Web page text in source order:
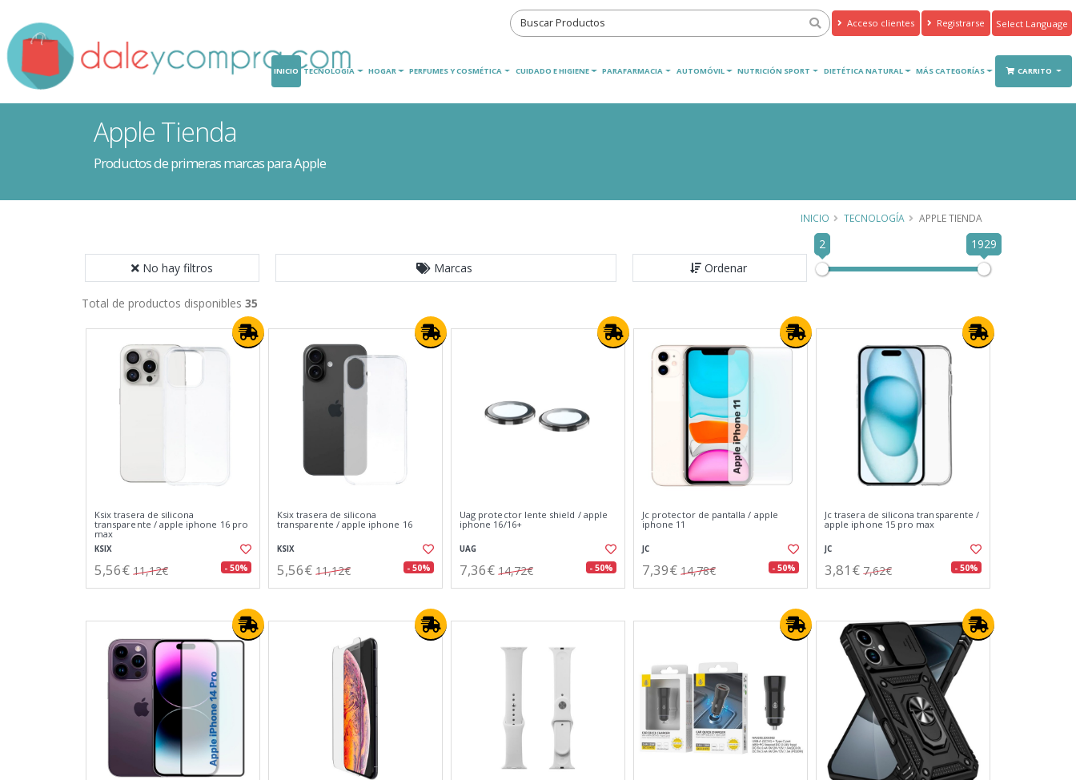
Acceso clientes Registrarse
Translate
INICIO TECNOLOGÍA HOGAR PERFUMES Y COSMÉTICA CUIDADO E HIGIENE PARAFARMACIA AUTOMÓVIL NUTRICIÓN SPORT DIETÉTICA NATURAL MÁS CATEGORÍAS CARRITO
Apple Tienda
Productos de primeras marcas para Apple
INICIO TECNOLOGÍA APPLE TIENDA
No hay filtros Marcas Ordenar
2 1929
Total de productos disponibles 35
Ksix trasera de silicona
transparente / apple iphone 16 pro
max
KSIX
5,56€ 11,12€ - 50%
Ksix trasera de silicona
transparente / apple iphone 16
KSIX
5,56€ 11,12€ - 50%
Uag protector lente shield / apple
iphone 16/16+
UAG
7,36€ 14,72€ - 50%
Jc protector de pantalla / apple
iphone 11
JC
7,39€ 14,78€ - 50%
Jc trasera de silicona transparente /
apple iphone 15 pro max
JC
3,81€ 7,62€ - 50%